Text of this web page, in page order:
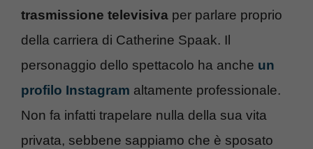
trasmissione televisiva per parlare proprio
della carriera di Catherine Spaak. Il
personaggio dello spettacolo ha anche un
profilo Instagram altamente professionale.
Non fa infatti trapelare nulla della sua vita
privata, sebbene sappiamo che è sposato